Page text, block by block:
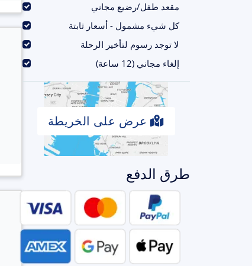
مقعد طفل/رضيع مجاني
كل شيء مشمول - أسعار ثابتة
لا توجد رسوم لتأخير الرحلة
إلغاء مجاني (12 ساعة)
عرض على الخريطة
طرق الدفع